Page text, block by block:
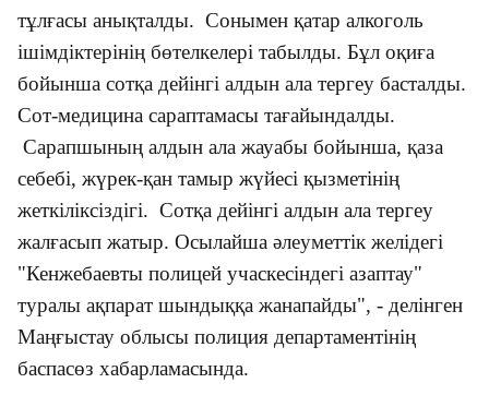
тұлғасы анықталды. Сонымен қатар алкоголь
ішімдіктерінің бөтелкелері табылды. Бұл оқиға
бойынша сотқа дейінгі алдын ала тергеу басталды.
Сот-медицина сараптамасы тағайындалды.
Сарапшының алдын ала жауабы бойынша, қаза
себебі, жүрек-қан тамыр жүйесі қызметінің
жеткіліксіздігі. Сотқа дейінгі алдын ала тергеу
жалғасып жатыр. Осылайша әлеуметтік желідегі
"Кенжебаевты полицей учаскесіндегі азаптау"
туралы ақпарат шындыққа жанапайды", - делінген
Маңғыстау облысы полиция департаментінің
баспасөз хабарламасында.